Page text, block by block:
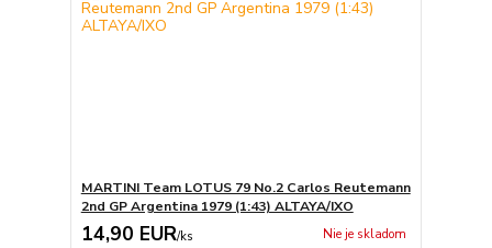
MARTINI Team LOTUS 79 No.2 Carlos Reutemann
2nd GP Argentina 1979 (1:43) ALTAYA/IXO
14,90 EUR/ks Nie je skladom